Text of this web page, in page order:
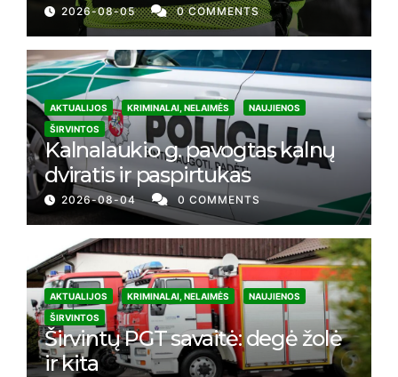
2026-08-05 0 COMMENTS
AKTUALIJOS KRIMINALAI, NELAIMĖS
NAUJIENOS
ŠIRVINTOS
Kalnalaukio g. pavogtas kalnų
dviratis ir paspirtukas
2026-08-04 0 COMMENTS
AKTUALIJOS KRIMINALAI, NELAIMĖS
NAUJIENOS
ŠIRVINTOS
Širvintų PGT savaitė: degė žolė
ir kita